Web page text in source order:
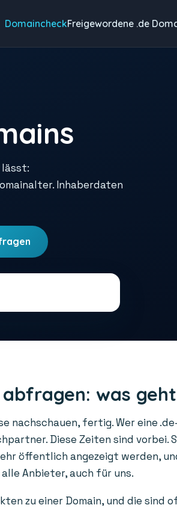
DomaincheckFreigewordene .de
lässt:
Inhaberdaten
was
nachschauen, fertig. Wer eine
Diese Zeiten sind
öffentlich angezeigt werden,
Anbieter, auch für uns.
zu einer Domain, und die sind